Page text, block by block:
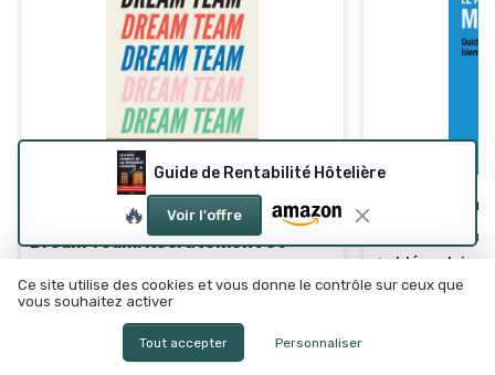
⭐ TRÈS BIEN NOTÉ
Dream Team: Recrutement et
＋ Secrets éprouvés
Techniques de fidélisation
Création d'une culture d'entreprise
Petit livre
＋ Idées claires
＋ Exemples
Guide de Rentabilité Hôtelière
🔥 Voir l'offre
Ce site utilise des cookies et vous donne le contrôle sur ceux que
vous souhaitez activer
Tout accepter Personnaliser